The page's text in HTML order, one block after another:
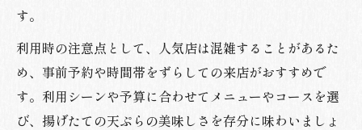
す。
利用時の注意点として、人気店は混雑することがあるた
め、事前予約や時間帯をずらしての来店がおすすめで
す。利用シーンや予算に合わせてメニューやコースを選
び、揚げたての天ぷらの美味しさを存分に味わいましょ